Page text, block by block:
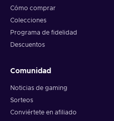
Cómo comprar
Colecciones
Programa de fidelidad
Descuentos
Comunidad
Noticias de gaming
Sorteos
Conviértete en afiliado